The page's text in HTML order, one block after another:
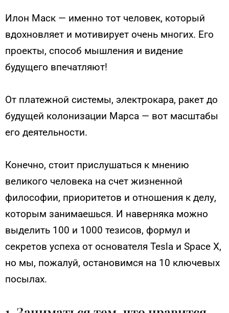
Илон Маск — именно тот человек, который
вдохновляет и мотивирует очень многих. Его
проекты, способ мышления и видение
будущего впечатляют!
От платежной системы, электрокара, ракет до
будущей колонизации Марса — вот масштабы
его деятельности.
Конечно, стоит прислушаться к мнению
великого человека на счет жизненной
философии, приоритетов и отношения к делу,
которым занимаешься. И наверняка можно
выделить 100 и 1000 тезисов, формул и
секретов успеха от основателя Tesla и Space X,
но мы, пожалуй, остановимся на 10 ключевых
посылах.